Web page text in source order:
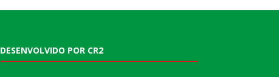
DESENVOLVIDO POR CR2